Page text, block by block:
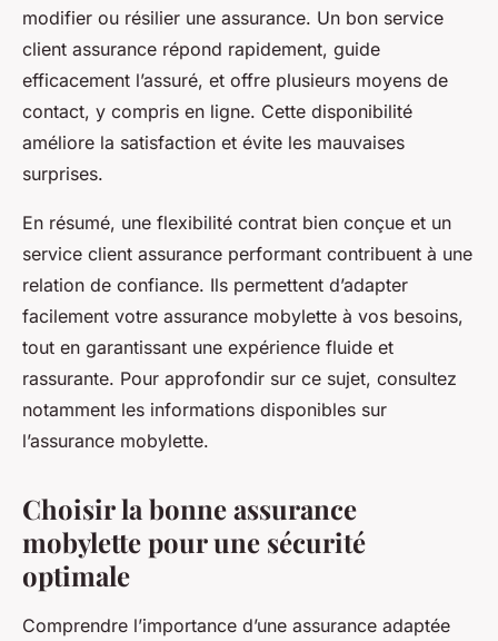
modifier ou résilier une assurance. Un bon service
client assurance répond rapidement, guide
efficacement l’assuré, et offre plusieurs moyens de
contact, y compris en ligne. Cette disponibilité
améliore la satisfaction et évite les mauvaises
surprises.
En résumé, une flexibilité contrat bien conçue et un
service client assurance performant contribuent à une
relation de confiance. Ils permettent d’adapter
facilement votre assurance mobylette à vos besoins,
tout en garantissant une expérience fluide et
rassurante. Pour approfondir sur ce sujet, consultez
notamment les informations disponibles sur
l’assurance mobylette.
Choisir la bonne assurance
mobylette pour une sécurité
optimale
Comprendre l’importance d’une assurance adaptée